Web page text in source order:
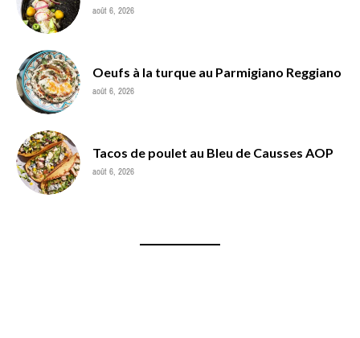
août 6, 2026
Oeufs à la turque au Parmigiano Reggiano
août 6, 2026
Tacos de poulet au Bleu de Causses AOP
août 6, 2026